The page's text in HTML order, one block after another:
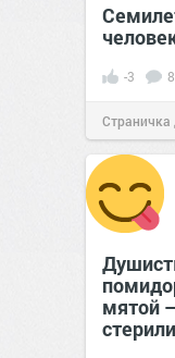
-3 8
Страничка
позитива!
мятой